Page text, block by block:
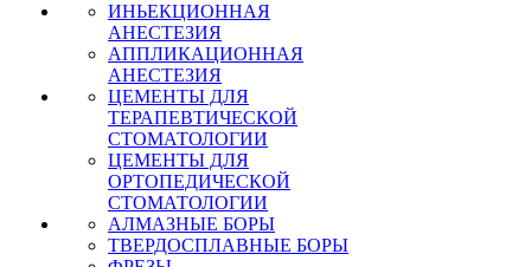
ИНЬЕКЦИОННАЯ
АНЕСТЕЗИЯ
АППЛИКАЦИОННАЯ
АНЕСТЕЗИЯ
ЦЕМЕНТЫ ДЛЯ
ТЕРАПЕВТИЧЕСКОЙ
СТОМАТОЛОГИИ
ЦЕМЕНТЫ ДЛЯ
ОРТОПЕДИЧЕСКОЙ
СТОМАТОЛОГИИ
АЛМАЗНЫЕ БОРЫ
ТВЕРДОСПЛАВНЫЕ БОРЫ